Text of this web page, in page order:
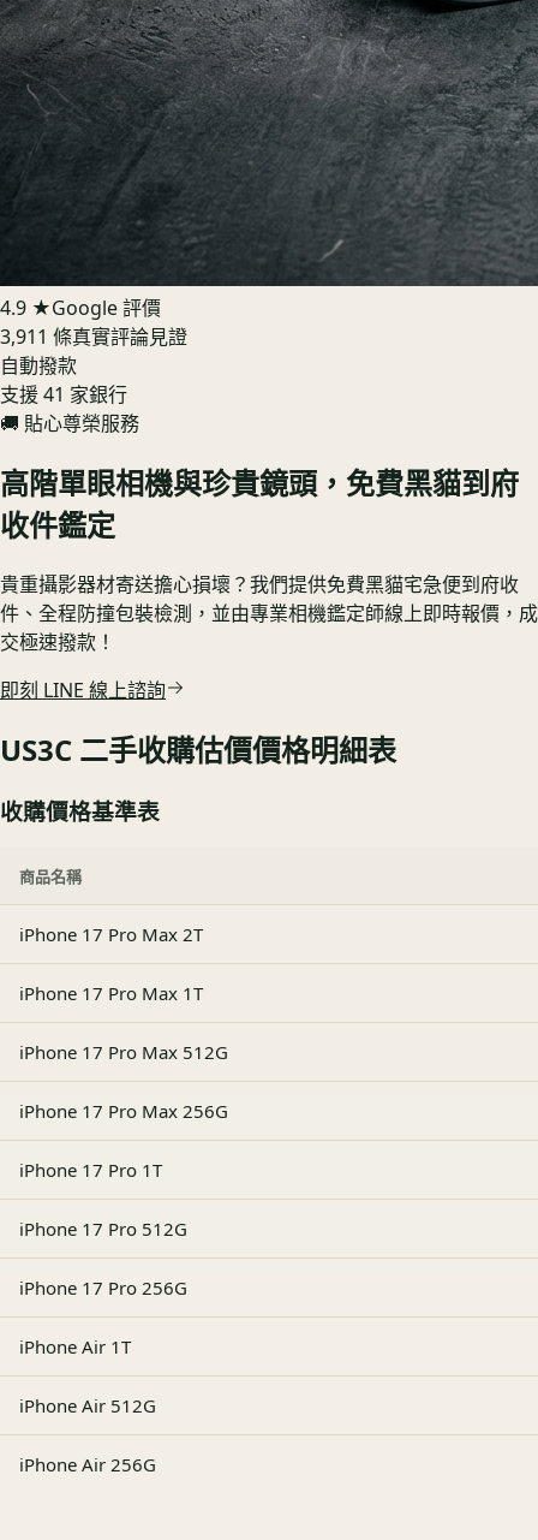
4.9 ★Google 評價
3,911 條真實評論見證
自動撥款
支援 41 家銀行
🚚 貼心尊榮服務
高階單眼相機與珍貴鏡頭，免費黑貓到府
收件鑑定
貴重攝影器材寄送擔心損壞？我們提供免費黑貓宅急便到府收
件、全程防撞包裝檢測，並由專業相機鑑定師線上即時報價，成
交極速撥款！
即刻 LINE 線上諮詢
US3C 二手收購估價價格明細表
收購價格基準表
商品名稱
iPhone 17 Pro Max 2T
iPhone 17 Pro Max 1T
iPhone 17 Pro Max 512G
iPhone 17 Pro Max 256G
iPhone 17 Pro 1T
iPhone 17 Pro 512G
iPhone 17 Pro 256G
iPhone Air 1T
iPhone Air 512G
iPhone Air 256G